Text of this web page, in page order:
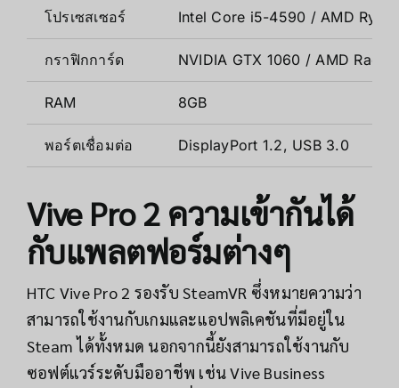
โปรเซสเซอร์ Intel Core i5-4590 / AMD
กราฟิกการ์ด NVIDIA GTX 1060 / AMD
RAM 8GB
พอร์ตเชื่อมต่อ DisplayPort 1.2, USB 3.0
Vive Pro 2 ความเข้ากันได้
กับแพลตฟอร์มต่างๆ
HTC Vive Pro 2 รองรับ SteamVR ซึ่งหมายความว่า
สามารถใช้งานกับเกมและแอปพลิเคชันที่มีอยู่ใน
Steam ได้ทั้งหมด นอกจากนี้ยังสามารถใช้งานกับ
ซอฟต์แวร์ระดับมืออาชีพ เช่น Vive Business